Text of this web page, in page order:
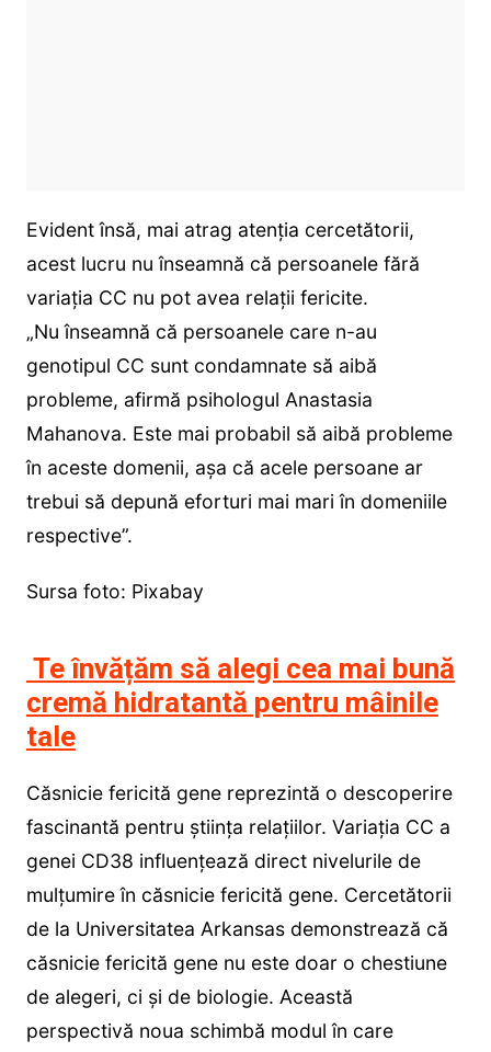
Evident însă, mai atrag atenția cercetătorii,
acest lucru nu înseamnă că persoanele fără
variația CC nu pot avea relații fericite.
„Nu înseamnă că persoanele care n-au
genotipul CC sunt condamnate să aibă
probleme, afirmă psihologul Anastasia
Mahanova. Este mai probabil să aibă probleme
în aceste domenii, așa că acele persoane ar
trebui să depună eforturi mai mari în domeniile
respective”.
Sursa foto: Pixabay
Te învățăm să alegi cea mai bună
cremă hidratantă pentru mâinile
tale
Căsnicie fericită gene reprezintă o descoperire
fascinantă pentru știința relațiilor. Variația CC a
genei CD38 influențează direct nivelurile de
mulțumire în căsnicie fericită gene. Cercetătorii
de la Universitatea Arkansas demonstrează că
căsnicie fericită gene nu este doar o chestiune
de alegeri, ci și de biologie. Această
perspectivă noua schimbă modul în care